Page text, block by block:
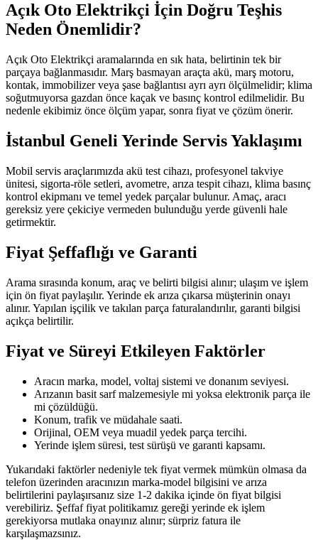
Açık Oto Elektrikçi İçin Doğru Teşhis
Neden Önemlidir?
Açık Oto Elektrikçi aramalarında en sık hata, belirtinin tek bir
parçaya bağlanmasıdır. Marş basmayan araçta akü, marş motoru,
kontak, immobilizer veya şase bağlantısı ayrı ayrı ölçülmelidir; klima
soğutmuyorsa gazdan önce kaçak ve basınç kontrol edilmelidir. Bu
nedenle ekibimiz önce ölçüm yapar, sonra fiyat ve çözüm önerir.
İstanbul Geneli Yerinde Servis Yaklaşımı
Mobil servis araçlarımızda akü test cihazı, profesyonel takviye
ünitesi, sigorta-röle setleri, avometre, arıza tespit cihazı, klima basınç
kontrol ekipmanı ve temel yedek parçalar bulunur. Amaç, aracı
gereksiz yere çekiciye vermeden bulunduğu yerde güvenli hale
getirmektir.
Fiyat Şeffaflığı ve Garanti
Arama sırasında konum, araç ve belirti bilgisi alınır; ulaşım ve işlem
için ön fiyat paylaşılır. Yerinde ek arıza çıkarsa müşterinin onayı
alınır. Yapılan işçilik ve takılan parça faturalandırılır, garanti bilgisi
açıkça belirtilir.
Fiyat ve Süreyi Etkileyen Faktörler
Aracın marka, model, voltaj sistemi ve donanım seviyesi.
Arızanın basit sarf malzemesiyle mi yoksa elektronik parça ile
mi çözüldüğü.
Konum, trafik ve müdahale saati.
Orijinal, OEM veya muadil yedek parça tercihi.
Yerinde işlem süresi, test sürüşü ve garanti kapsamı.
Yukarıdaki faktörler nedeniyle tek fiyat vermek mümkün olmasa da
telefon üzerinden aracınızın marka-model bilgisini ve arıza
belirtilerini paylaşırsanız size 1-2 dakika içinde ön fiyat bilgisi
verebiliriz. Şeffaf fiyat politikamız gereği yerinde ek işlem
gerekiyorsa mutlaka onayınız alınır; sürpriz fatura ile
karşılaşmazsınız.